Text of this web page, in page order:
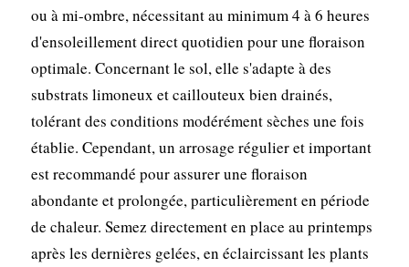
ou à mi-ombre, nécessitant au minimum 4 à 6 heures
d'ensoleillement direct quotidien pour une floraison
optimale. Concernant le sol, elle s'adapte à des
substrats limoneux et caillouteux bien drainés,
tolérant des conditions modérément sèches une fois
établie. Cependant, un arrosage régulier et important
est recommandé pour assurer une floraison
abondante et prolongée, particulièrement en période
de chaleur. Semez directement en place au printemps
après les dernières gelées, en éclaircissant les plants